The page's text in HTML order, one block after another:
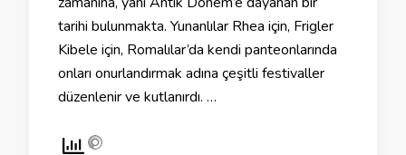
tarihi bulunmakta. Yunanlılar Rhea için, Frigler
Kibele için, Romalılar’da kendi panteonlarında
onları onurlandırmak adına çeşitli festivaller
düzenlenir ve kutlanırdı. …